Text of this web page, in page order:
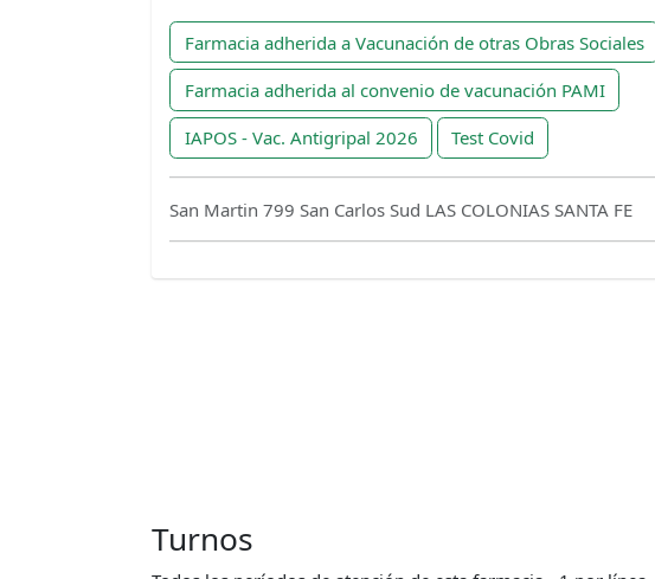
Farmacia adherida a Vacunación de otras Obras Sociales
Farmacia adherida al convenio de vacunación PAMI
IAPOS - Vac. Antigripal 2026 Test Covid
San Martin 799 San Carlos Sud LAS COLONIAS SANTA FE
Turnos